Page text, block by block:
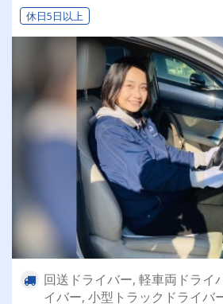
休日5日以上
回送ドライバー, 軽車両ドライ
イバー, 小型トラックドライバ